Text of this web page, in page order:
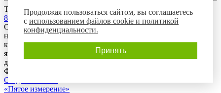
Телефон горячей линии
8-800-700-8788
Обращаем Ваше внимание на то, что данный интернет-сайт
носит исключительно информационный характер и ни при
каких условиях предложения, размещенные на нем, не
являются публичной офертой, определяемой положениями
действующего гражданского законодательства Российской
Федерации.
Создание сайта:
«Пятое измерение»
Продолжая пользоваться сайтом, вы соглашаетесь
с использованием файлов cookie и политикой
конфиденциальности.
Принять